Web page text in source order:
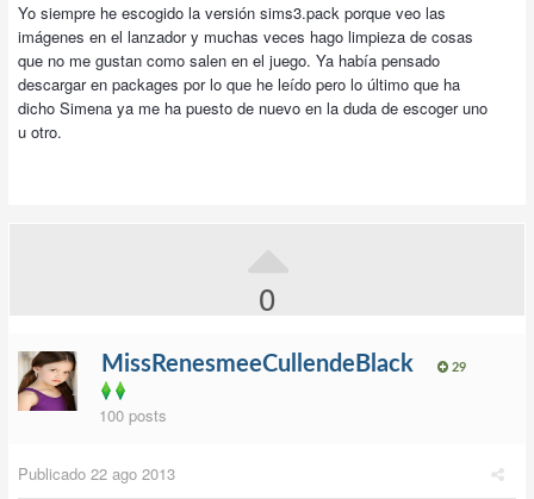
Yo siempre he escogido la versión sims3.pack porque veo las
imágenes en el lanzador y muchas veces hago limpieza de cosas
que no me gustan como salen en el juego. Ya había pensado
descargar en packages por lo que he leído pero lo último que ha
dicho Simena ya me ha puesto de nuevo en la duda de escoger uno
u otro.
0
MissRenesmeeCullendeBlack 29
100 posts
Publicado 22 ago 2013